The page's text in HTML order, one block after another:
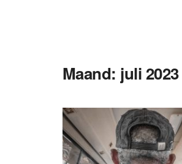
Maand: juli 2023